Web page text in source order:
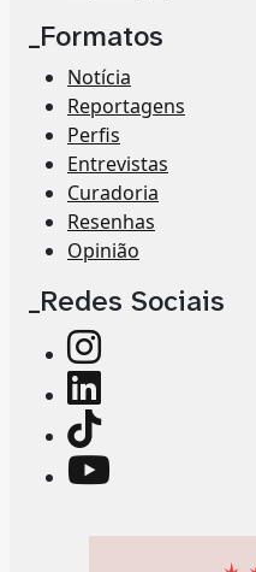
_Formatos
Notícia
Reportagens
Perfis
Entrevistas
Curadoria
Resenhas
Opinião
_Redes Sociais